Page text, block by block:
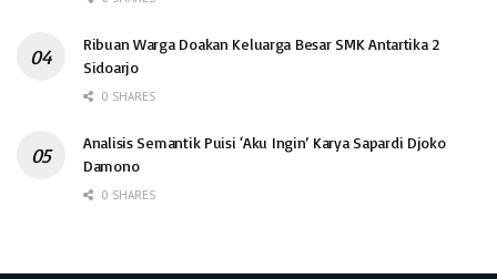
Ribuan Warga Doakan Keluarga Besar SMK Antartika 2
Sidoarjo
0 SHARES
Analisis Semantik Puisi ‘Aku Ingin’ Karya Sapardi Djoko
Damono
0 SHARES